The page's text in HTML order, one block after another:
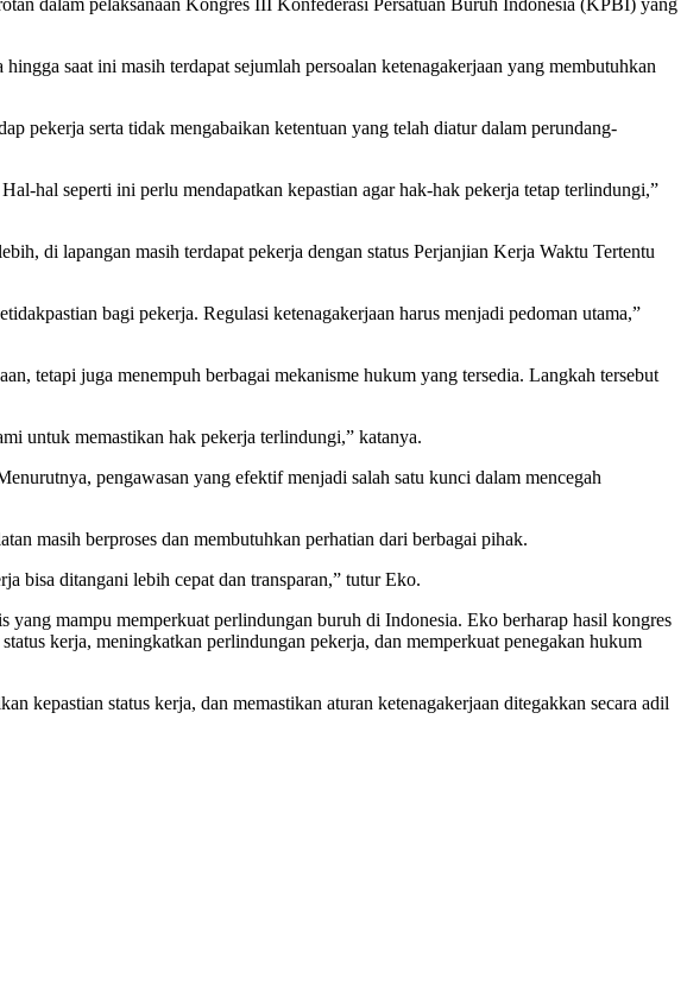
saat ini masih terdapat sejumlah persoalan ketenagakerjaan yang membutuhkan
pekerja serta tidak mengabaikan ketentuan yang telah diatur dalam perundang-
hal seperti ini perlu mendapatkan kepastian agar hak-hak pekerja tetap terlindungi,”
di lapangan masih terdapat pekerja dengan status Perjanjian Kerja Waktu Tertentu
bagi pekerja. Regulasi ketenagakerjaan harus menjadi pedoman utama,”
tetapi juga menempuh berbagai mekanisme hukum yang tersedia. Langkah tersebut
untuk memastikan hak pekerja terlindungi,” katanya.
pengawasan yang efektif menjadi salah satu kunci dalam mencegah
masih berproses dan membutuhkan perhatian dari berbagai pihak.
bisa ditangani lebih cepat dan transparan,” tutur Eko.
mampu memperkuat perlindungan buruh di Indonesia. Eko berharap hasil kongres
kerja, meningkatkan perlindungan pekerja, dan memperkuat penegakan hukum
kepastian status kerja, dan memastikan aturan ketenagakerjaan ditegakkan secara adil